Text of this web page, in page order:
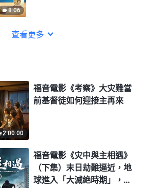
8:06
查看更多
2:00:00
福音電影《考察》大灾難當
前基督徒如何迎接主再來
福音電影《灾中與主相遇》
（下集）末日劫難逼近，地
球進入「大滅絶時期」，人